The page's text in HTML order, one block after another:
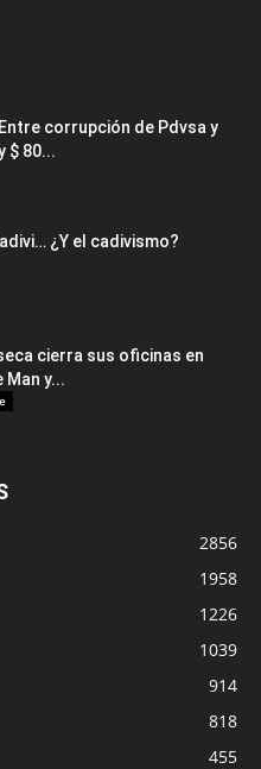
corrupción de Pdvsa y
$ 80...
¿Y el cadivismo?
cierra sus oficinas en
Man y...
2856
1958
1226
1039
914
818
455